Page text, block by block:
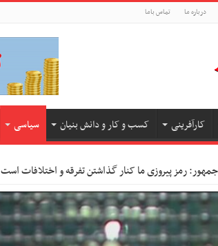
درباره ما تماس باما
کارآفرینی کسب و کار و دانش بنیان سیاسی
رمز پیروزی ما کنار گذاشتن تفرقه و اختلافات است